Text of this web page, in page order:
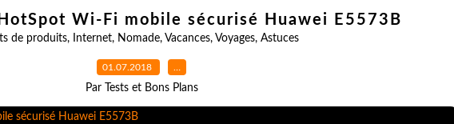
HotSpot Wi-Fi mobile sécurisé Huawei E5573B
de produits, Internet, Nomade, Vacances, Voyages, Astuces
01.07.2018 …
Par Tests et Bons Plans